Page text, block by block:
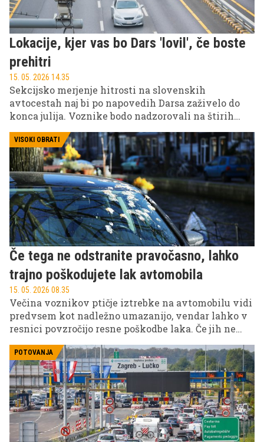
Lokacije, kjer vas bo Dars 'lovil', če boste
prehitri
15. 05. 2026 14.35
Sekcijsko merjenje hitrosti na slovenskih
avtocestah naj bi po napovedih Darsa zaživelo do
konca julija. Voznike bodo nadzorovali na štirih
križa, kjer pogosto prihaja do prekoračitev hitrosti
in prometnih nesreč.
VISOKI OBRATI
Če tega ne odstranite pravočasno, lahko
trajno poškodujete lak avtomobila
15. 05. 2026 08.35
Večina voznikov ptičje iztrebke na avtomobilu vidi
predvsem kot nadležno umazanijo, vendar lahko v
resnici povzročijo resne poškodbe laka. Če jih ne
sestave trajno poškodujejo površino vozila in
pustijo vidne sledi.
POTOVANJA